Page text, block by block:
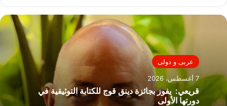
عربى و دولى
7 أغسطس، 2026
قريعي: يفوز بجائزة دينق قوج للكتابة التوثيقية في
دورتها الأولى